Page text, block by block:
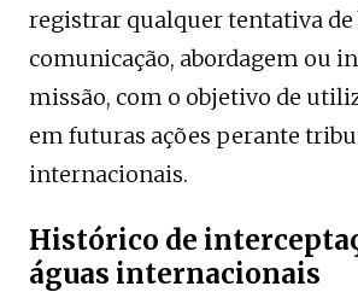
registrar qualquer tentativa de
comunicação, abordagem ou
missão, com o objetivo de
em futuras ações perante
internacionais.
Histórico de
águas internacionais